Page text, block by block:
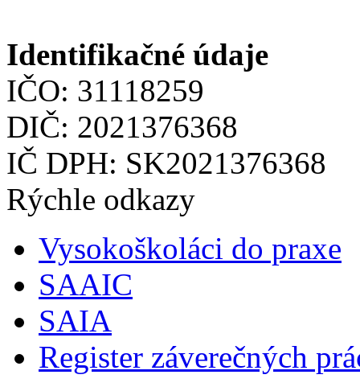
Identifikačné údaje
IČO: 31118259
DIČ: 2021376368
IČ DPH: SK2021376368
Rýchle odkazy
Vysokoškoláci do praxe
SAAIC
SAIA
Register záverečných